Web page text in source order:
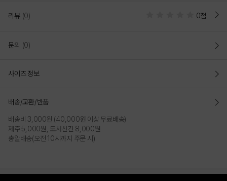
LIGHT BLUE
리뷰 (0) 0점
문의 (0)
사이즈 정보
배송/교환/반품
배송비 3,000원 (40,000원 이상 무료배송)
제주 5,000원, 도서산간 8,000원
총알배송(오전 10시까지 주문 시)